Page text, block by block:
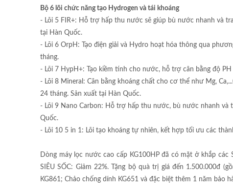
Bộ 6 lõi chức năng tạo Hydrogen và tái khoáng
- Lõi 5 FIR+: Hỗ trợ hấp thu nước sẽ giúp bù nước nhanh và
tại Hàn Quốc.
- Lõi 6 OrpH: Tạo điện giải và Hydro hoạt hóa thông qua
tháng.
- Lõi 7 HypH+: Tạo kiềm tính cho nước, hỗ trợ cân bằng độ
- Lõi 8 Mineral: Cân bằng khoáng chất cho cơ thể như Mg,
24 tháng. Sản xuất tại Hàn Quốc.
- Lõi 9 Nano Carbon: Hỗ trợ hấp thu nước, bù nước nhanh và
Quốc.
- Lõi 10 5 in 1: Lõi tạo khoáng tự nhiên, kết hợp tối ưu các
Dòng máy lọc nước cao cấp KG100HP đã có mặt ở khắp
SIÊU SỐC: Giảm 22%. Tặng bộ quà trị giá đến 1.500.000đ
KG861; Chảo chống dính KG651 và đặc biệt thêm 1 năm bảo